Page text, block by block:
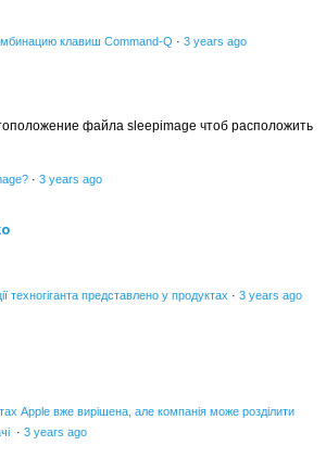
клавиш Command-Q · 3 years ago
файла sleepimage чтоб расположить
· 3 years ago
техногіганта представлено у продуктах · 3 years ago
Apple вже вирішена, але компанія може розділити
· 3 years ago